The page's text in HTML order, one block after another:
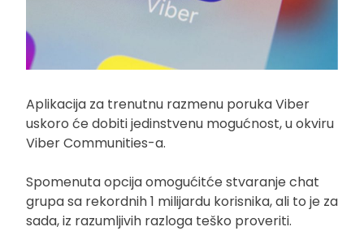
Aplikacija za trenutnu razmenu poruka Viber
uskoro će dobiti jedinstvenu mogućnost, u okviru
Viber Communities-a.
Spomenuta opcija omogućitće stvaranje chat
grupa sa rekordnih 1 milijardu korisnika, ali to je za
sada, iz razumljivih razloga teško proveriti.